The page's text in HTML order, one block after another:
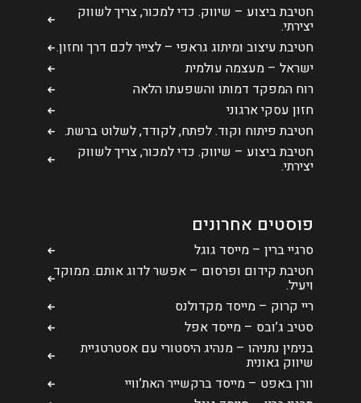
חטיבת ביצוע – שיווק. כדי למכור, צריך לשווק
יצירתי.
חטיבת עיצוב ומיתוג גראפי – לצייר לכם דרך וחזון.
ישראל – מעצמה עולמית
רוח המפקד דמותו והשפעתו הלאה
חזון עסקי ארגוני
חטיבת פיתוח וקוד. לפתח, לקודד, לשלוט ברשת.
חטיבת ביצוע – שיווק. כדי למכור, צריך לשווק
יצירתי.
פוסטים אחרונים
סרגיי ברין – מייסד גוגל
חטיבת קידום ופרסום – אפשר לדוג אותם. ממוקד
ויעיל.
ריי קרוק – מייסד מקדולנס
סטיב ג’ובס – מייסד אפל
בנימין נתניהו – מנהיג היסטורי עם אסטרטגיית
שיווק גאונית
וורן באפט – מייסד ברקשייר האת’וויי